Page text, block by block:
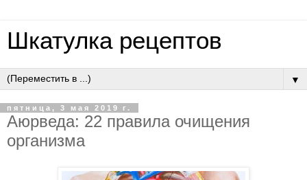
Шкатулка рецептов
▼
пятница, 3 мая 2019 г.
Аюрведа: 22 правила очищения
организма